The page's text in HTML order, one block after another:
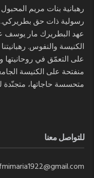
رهبانية بنات مريم المحبول
عهد البطريرك مار يوسف
الكنيسة والنفوس.
على التعمّق في
منفتحة على الكنيسة
متحسسة حاجاتها، متجنّدة
للتواصل معنا